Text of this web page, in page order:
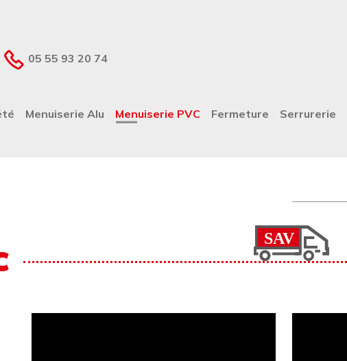
05 55 93 20 74
Menuiserie Alu Menuiserie PVC Fermeture Serrurerie